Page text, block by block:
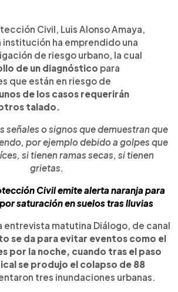
artículoCivil, Luis Alonso Amaya,
institución ha emprendido una
de riesgo urbano, la cual
de un diagnóstico para
que están en riesgo de
de los casos requerirán
talado.
señales o signos que demuestran que
por ejemplo debido a golpes que
si tienen ramas secas, si tienen
grietas.
Civil emite alerta naranja para
saturación en suelos tras lluvias
entrevista matutina Diálogo, de canal
se da para evitar eventos como el
por la noche, cuando tras el paso
se produjo el colapso de 88
tres inundaciones urbanas.